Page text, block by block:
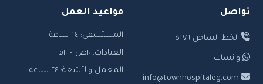
تواصل
الخط الساخن ١٥٢٧٦
واتساب
مواعيد العمل
المستشفى: ٢٤ ساعة
العيادات: ١٠ص – ١٠م
المعمل والأشعة: ٢٤ ساعة